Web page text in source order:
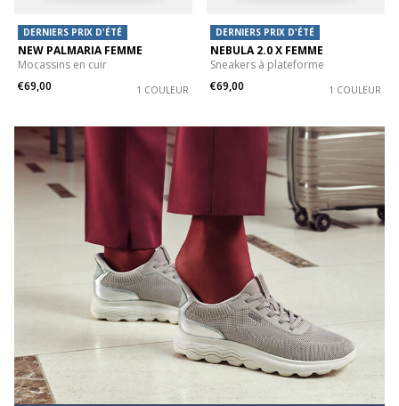
DERNIERS PRIX D'ÉTÉ
NEW PALMARIA FEMME
Mocassins en cuir
€69,00
1 COULEUR
DERNIERS PRIX D'ÉTÉ
NEBULA 2.0 X FEMME
Sneakers à plateforme
€69,00
1 COULEUR